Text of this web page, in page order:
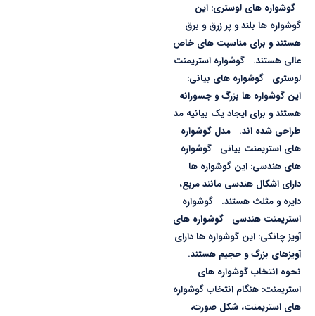
گوشواره های لوستری: این
گوشواره ها بلند و پر زرق و برق
هستند و برای مناسبت های خاص
عالی هستند. گوشواره استریمنت
لوستری گوشواره های بیانی:
این گوشواره ها بزرگ و جسورانه
هستند و برای ایجاد یک بیانیه مد
طراحی شده اند. مدل گوشواره
های استریمنت بیانی گوشواره
های هندسی: این گوشواره ها
دارای اشکال هندسی مانند مربع،
دایره و مثلث هستند. گوشواره
استریمنت هندسی گوشواره های
آویز چانکی: این گوشواره ها دارای
آویزهای بزرگ و حجیم هستند.
نحوه انتخاب گوشواره های
استریمنت: هنگام انتخاب گوشواره
های استریمنت، شکل صورت،